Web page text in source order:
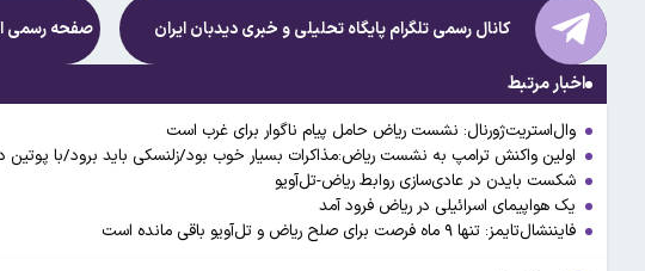
کانال رسمی تلگرام پایگاه تحلیلی و خبریدیدبان ایران صفحه رسمی
اخبار مرتبط
وال‌استریت‌ژورنال: نشست ریاض حامل پیام ناگوار برای غرب است
اولین واکنش ترامپ به نشست ریاض:مذاکرات بسیار خوب بود/زلنسکی باید برود/با پوتین
شکست بایدن در عادی‌سازی روابط ریاض-تل‌آویو
یک هواپیمای اسرائیلی در ریاض فرود آمد
فایننشال‌تایمز: تنها ۹ ماه فرصت برای صلح ریاض و تل‌آویو باقی مانده است